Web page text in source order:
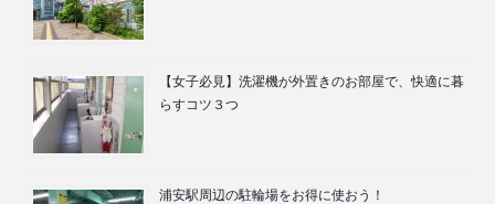
【女子必見】洗濯機が外置きのお部屋で、快適に暮
らすコツ３つ
浦安駅周辺の駐輪場をお得に使おう！